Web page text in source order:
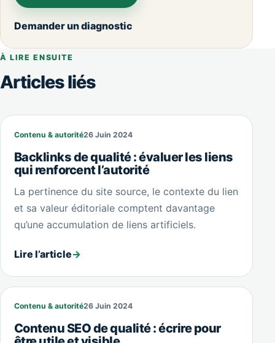
Demander un diagnostic
À LIRE ENSUITE
Articles liés
Contenu & autorité26 Juin 2024
Backlinks de qualité : évaluer les liens
qui renforcent l’autorité
La pertinence du site source, le contexte du lien
et sa valeur éditoriale comptent davantage
qu’une accumulation de liens artificiels.
Lire l’article→
Contenu & autorité26 Juin 2024
Contenu SEO de qualité : écrire pour